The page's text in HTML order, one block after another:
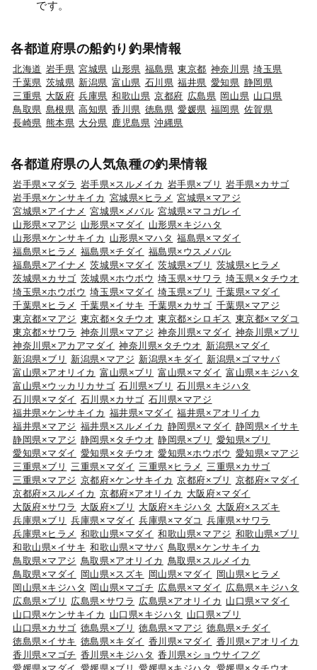
です。
各都道府県の船釣り釣果情報
北海道 岩手県 宮城県 山形県 福島県 東京都 神奈川県 埼玉県
千葉県 茨城県 新潟県 富山県 石川県 福井県 愛知県 静岡県
三重県 大阪府 兵庫県 和歌山県 京都府 広島県 岡山県 山口県
鳥取県 島根県 高知県 香川県 徳島県 愛媛県 福岡県 佐賀県
長崎県 熊本県 大分県 鹿児島県 沖縄県
各都道府県の人気魚種の釣果情報
岩手県×マダラ 岩手県×スルメイカ 岩手県×ブリ
岩手県×カサゴ
岩手県×ケンサキイカ 宮城県×ヒラメ 宮城県×マアジ
宮城県×アイナメ 宮城県×メバル 宮城県×マコガレイ
山形県×マアジ 山形県×マダイ
山形県×キジハタ
山形県×ケンサキイカ
山形県×マハタ 福島県×マダイ
福島県×ヒラメ 福島県×チダイ 福島県×ウスメバル
福島県×アイナメ 茨城県×マダイ 茨城県×ブリ
茨城県×ヒラメ
茨城県×カサゴ 茨城県×ホウボウ 埼玉県×サワラ 埼玉県×タチウオ
埼玉県×ホウボウ 埼玉県×マダイ 埼玉県×ブリ
千葉県×マダイ
千葉県×ヒラメ 千葉県×イサキ 千葉県×カサゴ 千葉県×マアジ
東京都×マアジ 東京都×タチウオ 東京都×シロギス 東京都×マダコ
東京都×サワラ 神奈川県×マアジ 神奈川県×マダイ 神奈川県×ブリ
神奈川県×アカアマダイ 神奈川県×タチウオ 新潟県×マダイ
新潟県×ブリ
新潟県×マアジ 新潟県×キダイ
新潟県×ゴマサバ
富山県×アオリイカ 富山県×ブリ 富山県×マダイ 富山県×キジハタ
富山県×ウッカリカサゴ 石川県×ブリ
石川県×キジハタ
石川県×マダイ 石川県×カサゴ 石川県×マアジ
福井県×ケンサキイカ 福井県×マダイ 福井県×アオリイカ
福井県×マアジ 福井県×スルメイカ 静岡県×マダイ 静岡県×イサキ
静岡県×マアジ 静岡県×タチウオ 静岡県×ブリ
愛知県×ブリ
愛知県×マダイ 愛知県×タチウオ 愛知県×ホウボウ 愛知県×マアジ
三重県×ブリ
三重県×マダイ 三重県×ヒラメ
三重県×カサゴ
三重県×マアジ 京都府×ケンサキイカ 京都府×ブリ
京都府×マダイ
京都府×スルメイカ 京都府×アオリイカ
大阪府×マダイ
大阪府×サワラ
大阪府×ブリ 大阪府×キジハタ
大阪府×スズキ
兵庫県×ブリ
兵庫県×マダイ 兵庫県×マダコ
兵庫県×サワラ
兵庫県×ヒラメ 和歌山県×マダイ 和歌山県×マアジ 和歌山県×ブリ
和歌山県×イサキ 和歌山県×マサバ 鳥取県×ケンサキイカ
鳥取県×マアジ 鳥取県×アオリイカ 鳥取県×スルメイカ
鳥取県×マダイ
岡山県×スズキ 岡山県×マダイ
岡山県×ヒラメ
岡山県×キジハタ
岡山県×マゴチ 広島県×マダイ 広島県×キジハタ
広島県×ブリ
広島県×サワラ 広島県×アオリイカ 山口県×マダイ
山口県×ケンサキイカ
山口県×キジハタ
山口県×ブリ
山口県×カサゴ 徳島県×ブリ 徳島県×マアジ 徳島県×チダイ
徳島県×イサキ 徳島県×キダイ 香川県×マダイ 香川県×アオリイカ
香川県×マゴチ 香川県×キジハタ 香川県×ショウサイフグ